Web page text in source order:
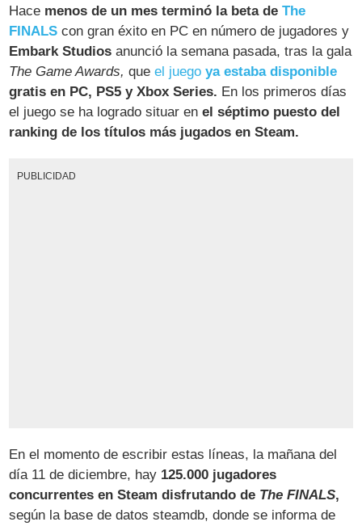
Hace menos de un mes terminó la beta deThe
FINALS con gran éxito en PC en número de jugadores y
Embark Studios anunció la semana pasada, tras la gala
The Game Awards, queel juego ya estaba disponible
gratis en PC, PS5 y Xbox Series. En los primeros días
el juego se ha logrado situar enel séptimo puesto del
ranking de los títulos más jugados en Steam.
PUBLICIDAD
En el momento de escribir estas líneas, la mañana del
día 11 de diciembre, hay 125.000 jugadores
concurrentes en Steam disfrutando de The FINALS,
según la base de datos steamdb, donde se informa de